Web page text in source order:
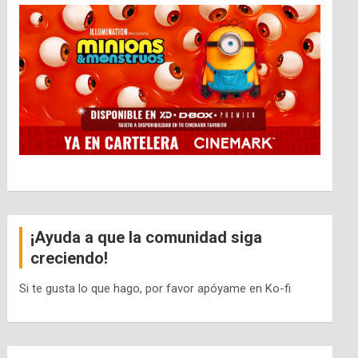
¡Ayuda a que la comunidad siga
creciendo!
Si te gusta lo que hago, por favor apóyame en Ko-fi